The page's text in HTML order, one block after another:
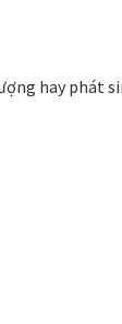
hay phát